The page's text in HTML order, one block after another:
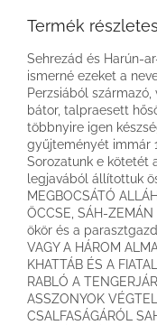
Termék
Sehrezád és Harún-
ismerné ezeket a
Perzsiából
bátor, talpraesett
többnyire igen
gyűjteményét immár
Sorozatunk e kötetét
legjavából állítottuk
MEGBOCSÁTÓ
ÖCCSE, SÁH-ZEMÁN
ökör és a
VAGY A HÁROM
KHATTÁB ÉS A
RABLÓ A
ASSZONYOK
CSALFASÁGÁRÓL